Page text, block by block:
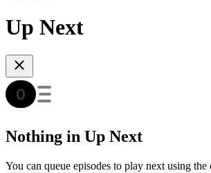
Up Next
Nothing in Up Next
You can queue episodes to play next using the